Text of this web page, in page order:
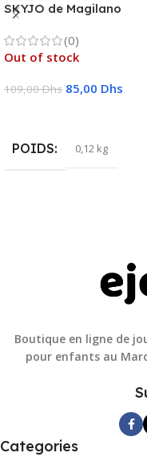
SKYJO de Magilano
(0)
Out of stock
109,00Dhs 85,00 Dhs
POIDS 0,12 kg
Boutique en ligne de
pour enfants au
Categories